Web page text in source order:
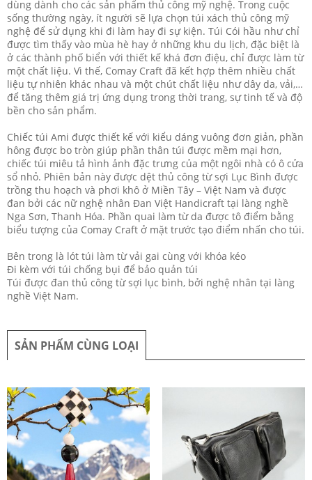
dùng dành cho các sản phẩm thủ công mỹ nghệ. Trong cuộc
sống thường ngày, ít người sẽ lựa chọn túi xách thủ công mỹ
nghệ để sử dụng khi đi làm hay đi sự kiện. Túi Cói hầu như chỉ
được tìm thấy vào mùa hè hay ở những khu du lịch, đặc biệt là
ở các thành phố biển với thiết kế khá đơn điệu, chỉ được làm từ
một chất liệu. Vì thế, Comay Craft đã kết hợp thêm nhiều chất
liệu tự nhiên khác nhau và một chút chất liệu như dây da, vải,…
để tăng thêm giá trị ứng dụng trong thời trang, sự tinh tế và độ
bền cho sản phẩm.
Chiếc túi Ami được thiết kế với kiểu dáng vuông đơn giản, phần
hông được bo tròn giúp phần thân túi được mềm mại hơn,
chiếc túi miêu tả hình ảnh đặc trưng của một ngôi nhà có ô cửa
sổ nhỏ. Phiên bản này được dệt thủ công từ sợi Lục Bình được
trồng thu hoạch và phơi khô ở Miền Tây – Việt Nam và được
đan bởi các nữ nghệ nhân Đan Việt Handicraft tại làng nghề
Nga Sơn, Thanh Hóa. Phần quai làm từ da được tô điểm bằng
biểu tượng của Comay Craft ở mặt trước tạo điểm nhấn cho túi.
Bên trong là lót túi làm từ vải gai cùng với khóa kéo
Đi kèm với túi chống bụi để bảo quản túi
Túi được đan thủ công từ sợi lục bình, bởi nghệ nhân tại làng
nghề Việt Nam.
SẢN PHẨM CÙNG LOẠI